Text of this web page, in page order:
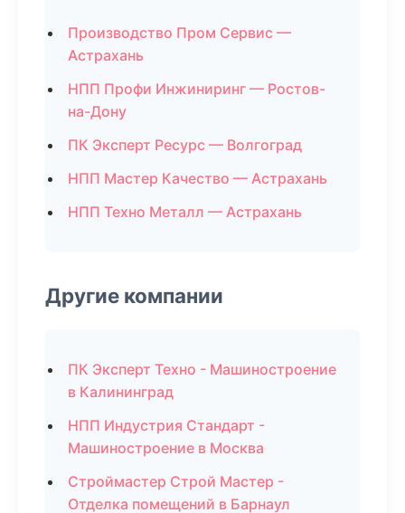
Производство Пром Сервис —
Астрахань
НПП Профи Инжиниринг — Ростов-
на-Дону
ПК Эксперт Ресурс — Волгоград
НПП Мастер Качество — Астрахань
НПП Техно Металл — Астрахань
Другие компании
ПК Эксперт Техно - Машиностроение
в Калининград
НПП Индустрия Стандарт -
Машиностроение в Москва
Строймастер Строй Мастер -
Отделка помещений в Барнаул